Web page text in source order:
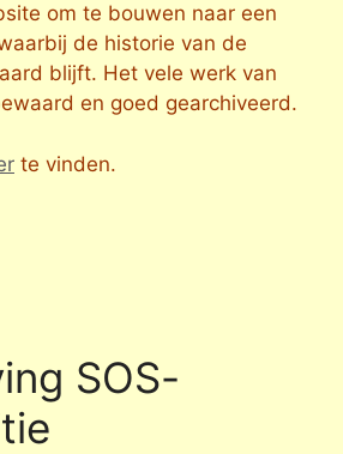
om te bouwen naar een
de historie van de
blijft. Het vele werk van
en goed gearchiveerd.
te vinden.
SOS-